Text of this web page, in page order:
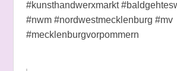
#kunsthandwerxmarkt
#nwm #nordwestmecklenburg #mv
#mecklenburgvorpommern